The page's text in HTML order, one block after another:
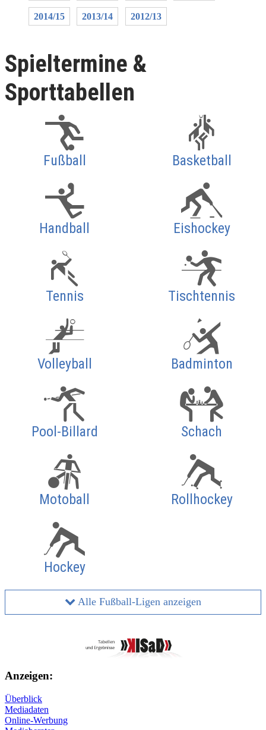
2014/15 2013/14 2012/13
Spieltermine &
Sporttabellen
Fußball Basketball
Handball Eishockey
Tennis Tischtennis
Volleyball Badminton
Pool-Billard Schach
Motoball Rollhockey
Hockey
Alle Fußball-Ligen anzeigen
Anzeigen:
Überblick
Mediadaten
Online-Werbung